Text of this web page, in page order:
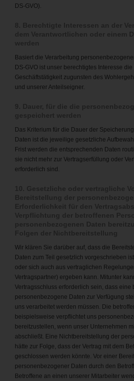
DS-GVO).
Basiert die Verarbeitung
DS-GVO ist unser berechtigtes Interesse
Geschäftstätigkeit zugunsten des
und unserer Anteilseigner.
Das Kriterium für die Dauer der
Daten ist die jeweilige gesetzliche
Frist werden die entsprechenden Daten
sie nicht mehr zur Vertragserfüllung oder
erforderlich sind.
Wir klären Sie darüber auf, dass die
Daten zum Teil gesetzlich vorgeschrieben
oder sich auch aus vertraglichen
Vertragspartner) ergeben kann. Mitunter
Vertragsschluss erforderlich sein, dass eine
personenbezogene Daten zur Verfügung
uns verarbeitet werden müssen. Die
beispielsweise verpflichtet uns
bereitzustellen, wenn unser Unternehmen
abschließt. Eine Nichtbereitstellung der
hätte zur Folge, dass der Vertrag mit dem
geschlossen werden könnte. Vor einer
personenbezogener Daten durch den
Betroffene an einen unserer Mitarbeiter